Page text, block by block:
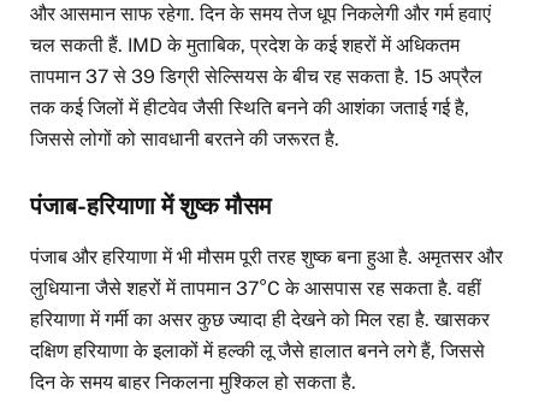
और आसमान साफ रहेगा. दिन के समय तेज धूप निकलेगी और गर्म हवाएं
चल सकती हैं. IMD के मुताबिक, प्रदेश के कई शहरों में अधिकतम
तापमान 37 से 39 डिग्री सेल्सियस के बीच रह सकता है. 15 अप्रैल
तक कई जिलों में हीटवेव जैसी स्थिति बनने की आशंका जताई गई है,
जिससे लोगों को सावधानी बरतने की जरूरत है.
पंजाब-हरियाणा में शुष्क मौसम
पंजाब और हरियाणा में भी मौसम पूरी तरह शुष्क बना हुआ है. अमृतसर और
लुधियाना जैसे शहरों में तापमान 37°C के आसपास रह सकता है. वहीं
हरियाणा में गर्मी का असर कुछ ज्यादा ही देखने को मिल रहा है. खासकर
दक्षिण हरियाणा के इलाकों में हल्की लू जैसे हालात बनने लगे हैं, जिससे
दिन के समय बाहर निकलना मुश्किल हो सकता है.